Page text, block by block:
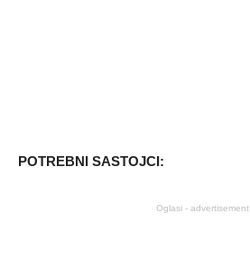
POTREBNI SASTOJCI:
Oglasi - advertisement